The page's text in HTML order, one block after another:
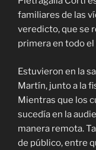
familiares de las
veredicto, que se
primera en todo
Estuvieron en la
Martín, junto a la
Mientras que los
sucedía en la
manera remota.
de público, entre